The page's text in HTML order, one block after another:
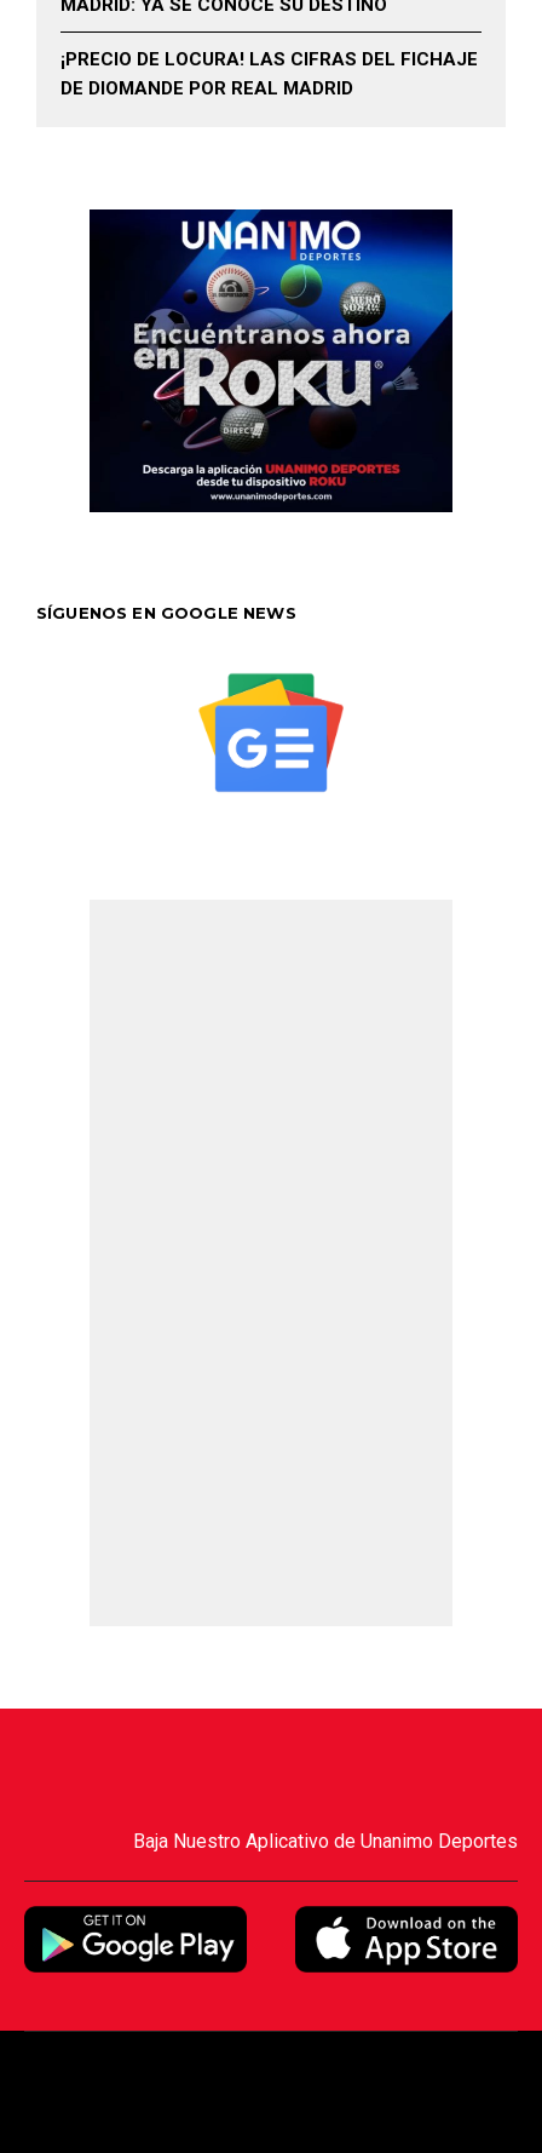
MADRID: YA SE CONOCE SU DESTINO
¡PRECIO DE LOCURA! LAS CIFRAS DEL FICHAJE
DE DIOMANDE POR REAL MADRID
SÍGUENOS EN GOOGLE NEWS
Baja Nuestro Aplicativo de Unanimo Deportes